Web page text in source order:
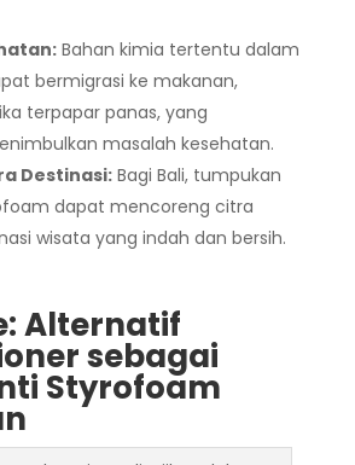
Bahan kimia tertentu dalam
bermigrasi ke makanan,
terpapar panas, yang
masalah kesehatan.
Destinasi:Bagi Bali, tumpukan
dapat mencoreng citra
wisata yang indah dan bersih.
Alternatif
sebagai
Styrofoam